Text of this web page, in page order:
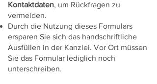
Kontaktdaten, um Rückfragen zu
vermeiden.
Durch die Nutzung dieses Formulars
ersparen Sie sich das handschriftliche
Ausfüllen in der Kanzlei. Vor Ort müssen
Sie das Formular lediglich noch
unterschreiben.